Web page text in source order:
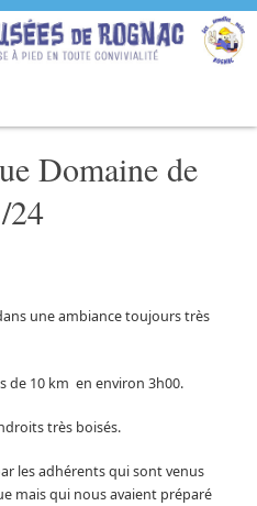
Domaine de
24
une ambiance toujours très
de 10 km en environ 3h00.
très boisés.
les adhérents qui sont venus
mais qui nous avaient préparé